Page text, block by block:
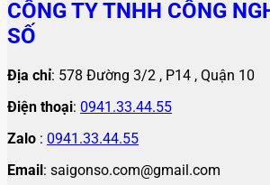
CÔNG TY TNHH CÔNG
SỐ
Địa chỉ: 578 Đường 3/2 , P14 , Quận 10
Điện thoại: 0941.33.44.55
Zalo : 0941.33.44.55
Email: saigonso.com@gmail.com